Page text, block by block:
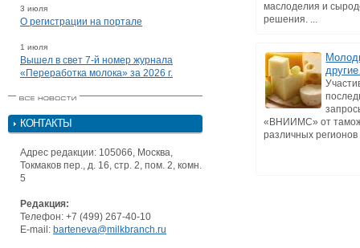
3 июля
О регистрации на портале
1 июля
Вышел в свет 7-й номер журнала
«Переработка молока» за 2026 г.
КОНТАКТЫ
Адрес редакции: 105066, Москва,
Токмаков пер., д. 16, стр. 2, пом. 2, комн.
5
Редакция:
Телефон: +7 (499) 267-40-10
E-mail: barteneva@milkbranch.ru
маслоделия и
решения. ...
«ВНИИМС» от
различных регионов